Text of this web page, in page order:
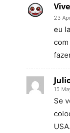
23
eu
15
Se